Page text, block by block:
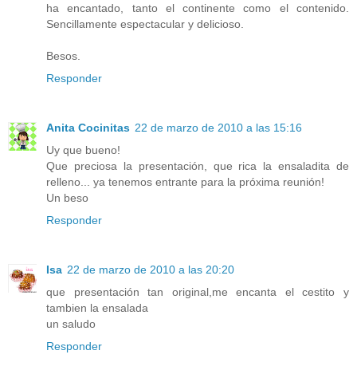
ha encantado, tanto el continente como el contenido.
Sencillamente espectacular y delicioso.
Besos.
Responder
Anita Cocinitas 22 de marzo de 2010 a las 15:16
Uy que bueno!
Que preciosa la presentación, que rica la ensaladita de
relleno... ya tenemos entrante para la próxima reunión!
Un beso
Responder
Isa 22 de marzo de 2010 a las 20:20
que presentación tan original,me encanta el cestito y
tambien la ensalada
un saludo
Responder